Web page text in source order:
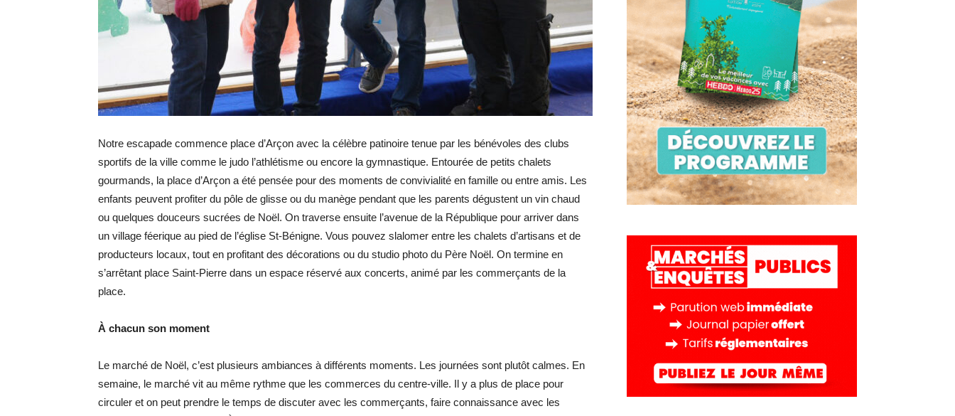
Notre escapade commence place d’Arçon avec la célèbre patinoire tenue par les bénévoles des clubs
sportifs de la ville comme le judo l’athlétisme ou encore la gymnastique. Entourée de petits chalets
gourmands, la place d’Arçon a été pensée pour des moments de convivialité en famille ou entre amis. Les
enfants peuvent profiter du pôle de glisse ou du manège pendant que les parents dégustent un vin chaud
ou quelques douceurs sucrées de Noël. On traverse ensuite l’avenue de la République pour arriver dans
un village féerique au pied de l’église St-Bénigne. Vous pouvez slalomer entre les chalets d’artisans et de
producteurs locaux, tout en profitant des décorations ou du studio photo du Père Noël. On termine en
s’arrêtant place Saint-Pierre dans un espace réservé aux concerts, animé par les commerçants de la
place.
À chacun son moment
Le marché de Noël, c’est plusieurs ambiances à différents moments. Les journées sont plutôt calmes. En
semaine, le marché vit au même rythme que les commerces du centre-ville. Il y a plus de place pour
circuler et on peut prendre le temps de discuter avec les commerçants, faire connaissance avec les